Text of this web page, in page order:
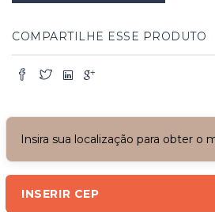
COMPARTILHE ESSE PRODUTO
Insira sua localização para obter o
INSERIR CEP